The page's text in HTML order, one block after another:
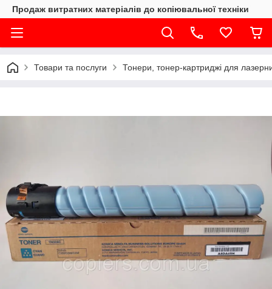
Продаж витратних матеріалів до копіювальної техніки
Товари та послуги Тонери, тонер-картриджі для